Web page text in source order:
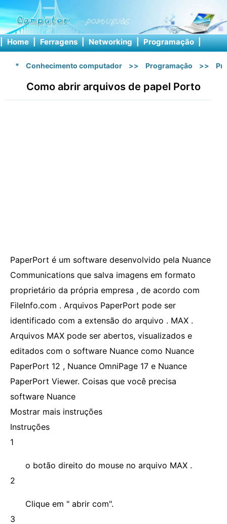
| Home | Ferragens | Networking | Programação |
* Conhecimento computador >> Programação >>
Como abrir arquivos de papel Porto
PaperPort é um software desenvolvido pela Nuance
Communications que salva imagens em formato
proprietário da própria empresa , de acordo com
FileInfo.com . Arquivos PaperPort pode ser
identificado com a extensão do arquivo . MAX .
Arquivos MAX pode ser abertos, visualizados e
editados com o software Nuance como Nuance
PaperPort 12 , Nuance OmniPage 17 e Nuance
PaperPort Viewer. Coisas que você precisa
software Nuance
Mostrar mais instruções
Instruções
1
o botão direito do mouse no arquivo MAX .
2
Clique em " abrir com".
3